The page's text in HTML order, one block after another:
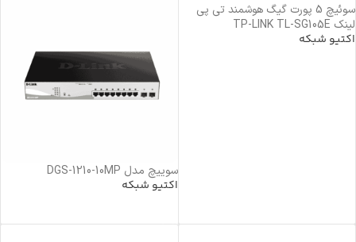
سوئیچ 5 پورت گیگ هوشمند تی پی
لینک TP-LINK TL-SG105E
اکتیو شبکه
سوییچ مدل DGS-1210-10MP
اکتیو شبکه